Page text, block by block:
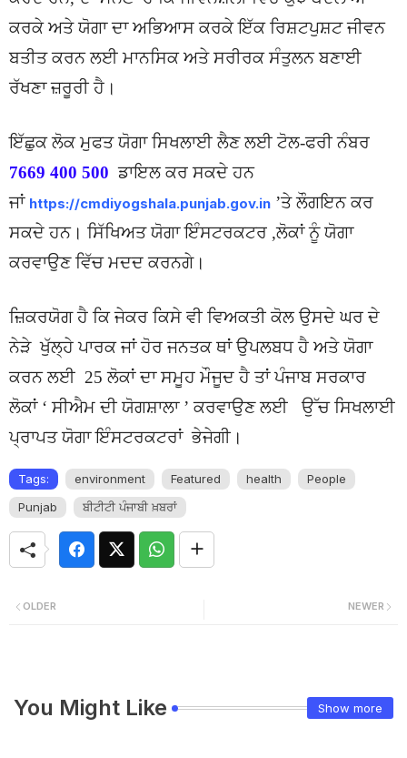
ਕਰਕੇ ਅਤੇ ਯੋਗਾ ਦਾ ਅਭਿਆਸ ਕਰਕੇ ਇੱਕ ਰਿਸ਼ਟਪੁਸ਼ਟ ਜੀਵਨ
ਬਤੀਤ ਕਰਨ ਲਈ ਮਾਨਸਿਕ ਅਤੇ ਸਰੀਰਕ ਸੰਤੁਲਨ ਬਣਾਈ
ਰੱਖਣਾ ਜ਼ਰੂਰੀ ਹੈ।
ਇੱਛੁਕ ਲੋਕ ਮੁਫਤ ਯੋਗਾ ਸਿਖਲਾਈ ਲੈਣ ਲਈ ਟੋਲ-ਫਰੀ ਨੰਬਰ
7669 400 500 ਡਾਇਲ ਕਰ ਸਕਦੇ ਹਨ
ਜਾਂ https://cmdiyogshala.punjab.gov.in ’ਤੇ ਲੌਗਇਨ ਕਰ
ਸਕਦੇ ਹਨ। ਸਿੱਖਿਅਤ ਯੋਗਾ ਇੰਸਟਰਕਟਰ ,ਲੋਕਾਂ ਨੂੰ ਯੋਗਾ
ਕਰਵਾਉਣ ਵਿੱਚ ਮਦਦ ਕਰਨਗੇ।
ਜ਼ਿਕਰਯੋਗ ਹੈ ਕਿ ਜੇਕਰ ਕਿਸੇ ਵੀ ਵਿਅਕਤੀ ਕੋਲ ਉਸਦੇ ਘਰ ਦੇ
ਨੇੜੇ ਖੁੱਲ੍ਹੇ ਪਾਰਕ ਜਾਂ ਹੋਰ ਜਨਤਕ ਥਾਂ ਉਪਲਬਧ ਹੈ ਅਤੇ ਯੋਗਾ
ਕਰਨ ਲਈ 25 ਲੋਕਾਂ ਦਾ ਸਮੂਹ ਮੌਜੂਦ ਹੈ ਤਾਂ ਪੰਜਾਬ ਸਰਕਾਰ
ਲੋਕਾਂ ‘ ਸੀਐਮ ਦੀ ਯੋਗਸ਼ਾਲਾ ’ ਕਰਵਾਉਣ ਲਈ ਉੱਚ ਸਿਖਲਾਈ
ਪ੍ਰਾਪਤ ਯੋਗਾ ਇੰਸਟਰਕਟਰਾਂ ਭੇਜੇਗੀ।
Tags: environment Featured health
People
Punjab
ਬੀਟੀਟੀ ਪੰਜਾਬੀ ਖ਼ਬਰਾਂ
NEWER
OLDER
You Might Like Show more